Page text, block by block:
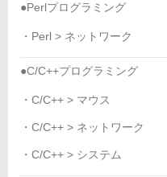
●Perlプログラミング
・Perl > ネットワーク
●C/C++プログラミング
・C/C++ > マウス
・C/C++ > ネットワーク
・C/C++ > システム